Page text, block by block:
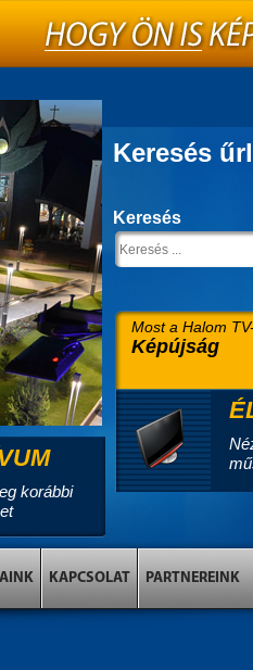
Keresés
Keresés
Most a Halom
Képújság
korábbi
KAPCSOLAT PARTNEREINK